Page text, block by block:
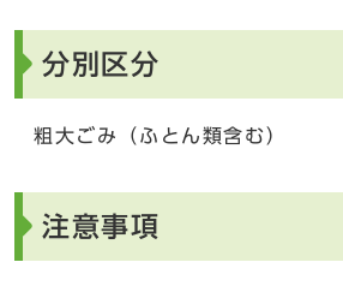
分別区分
粗大ごみ（ふとん類含む）
注意事項